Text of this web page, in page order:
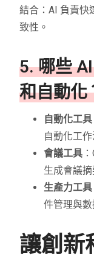
結合：AI 負責快
致性。
5. 哪些
和自動化
自動化工具
自動化工作
會議工具
生成會議摘
生產力工具
件管理與數
讓創新